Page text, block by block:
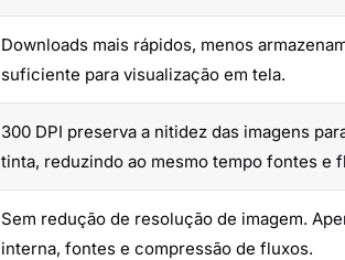
Downloads mais rápidos, menos
suficiente para visualização em tela.
300 DPI preserva a nitidez das imagens
tinta, reduzindo ao mesmo tempo fontes e
Sem redução de resolução de imagem.
interna, fontes e compressão de fluxos.